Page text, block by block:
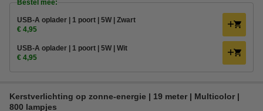
Bestel mee:
USB-A oplader | 1 poort | 5W | Zwart
€ 4,95
USB-A oplader | 1 poort | 5W | Wit
€ 4,95
Kerstverlichting op zonne-energie | 19 meter | Multicolor |
800 lampjes